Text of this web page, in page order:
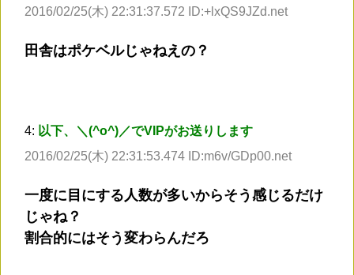
2016/02/25(木) 22:31:37.572 ID:+lxQS9JZd.net
田舎はポケベルじゃねえの？
4: 以下、＼(^o^)／でVIPがお送りします
2016/02/25(木) 22:31:53.474 ID:m6v/GDp00.net
一度に目にする人数が多いからそう感じるだけ
じゃね？
割合的にはそう変わらんだろ